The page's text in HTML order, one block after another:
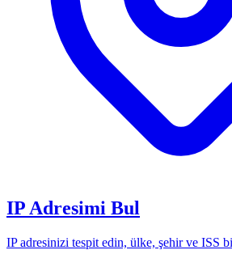
IP Adresimi Bul
IP adresinizi tespit edin, ülke, şehir ve ISS